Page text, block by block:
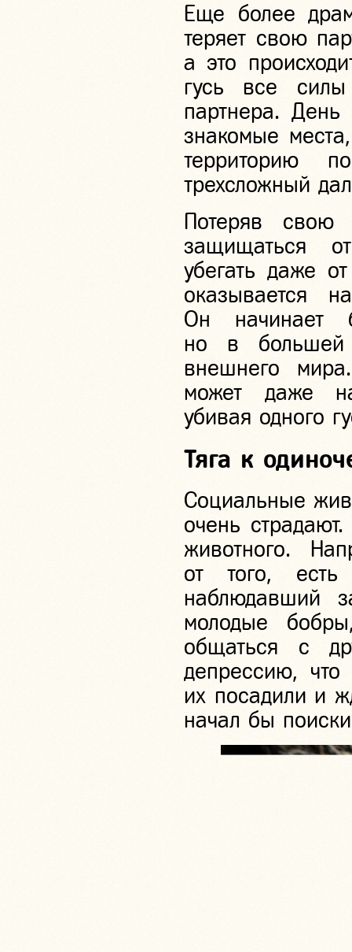
Еще более
теряет свою
а это
гусь все
партнера.
знакомые
территорию
трехсложный
Потеряв свою
защищаться
убегать даже
оказывается
Он начинает
но в большей
внешнего
может даже
убивая одного
Тяга к
Социальные
очень
животного.
от того,
наблюдавший
молодые
общаться с
депрессию, что
их посадили и
начал бы